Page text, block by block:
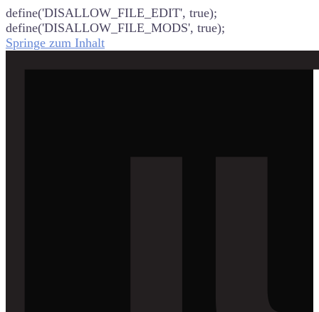
define('DISALLOW_FILE_EDIT', true);
define('DISALLOW_FILE_MODS', true);
Springe zum Inhalt